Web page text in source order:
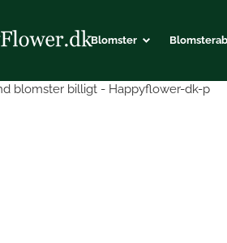
Blomster